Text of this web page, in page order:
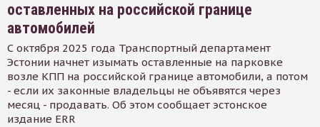
оставленных на российской границе
автомобилей
С октября 2025 года Транспортный департамент
Эстонии начнет изымать оставленные на парковке
возле КПП на российской границе автомобили, а потом
- если их законные владельцы не объявятся через
месяц - продавать. Об этом сообщает эстонское
издание ERR